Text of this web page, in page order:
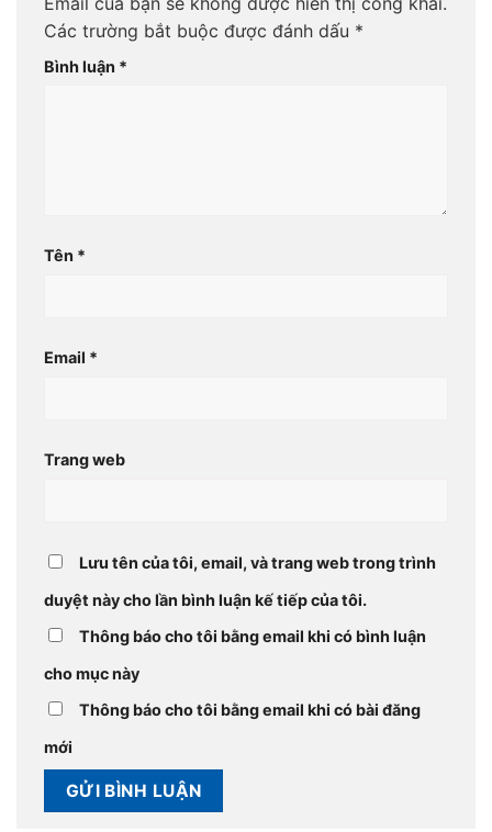
Các trường bắt buộc được đánh dấu *
Bình luận *
Tên *
Email *
Trang web
Lưu tên của tôi, email, và trang web trong trình
duyệt này cho lần bình luận kế tiếp của tôi.
Thông báo cho tôi bằng email khi có bình luận
cho mục này
Thông báo cho tôi bằng email khi có bài đăng
mới